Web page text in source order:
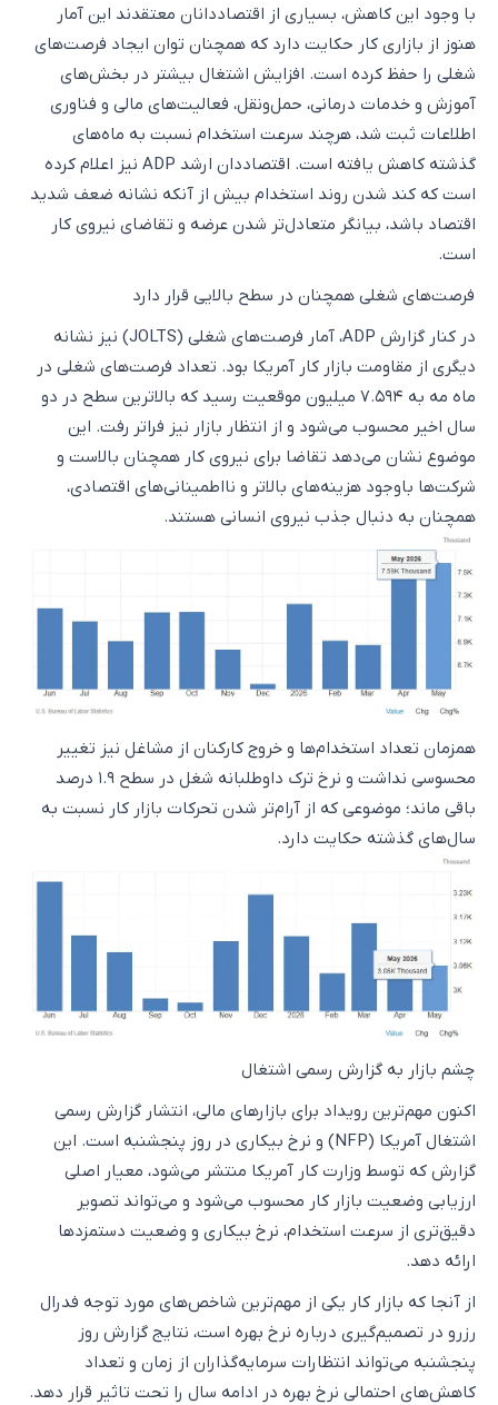
با وجود این کاهش، بسیاری از اقتصاددانان معتقدند این آمار
هنوز از بازاری کار حکایت دارد که همچنان توان ایجاد فرصت‌های
شغلی را حفظ کرده است. افزایش اشتغال بیشتر در بخش‌های
آموزش و خدمات درمانی، حمل‌ونقل، فعالیت‌های مالی و فناوری
اطلاعات ثبت شد، هرچند سرعت استخدام نسبت به ماه‌های
گذشته کاهش یافته است. اقتصاددان ارشد ADP نیز اعلام کرده
است که کند شدن روند استخدام بیش از آنکه نشانه ضعف شدید
اقتصاد باشد، بیانگر متعادل‌تر شدن عرضه و تقاضای نیروی کار
است.
فرصت‌های شغلی همچنان در سطح بالایی قرار دارد
در کنار گزارش ADP، آمار فرصت‌های شغلی (JOLTS) نیز نشانه
دیگری از مقاومت بازار کار آمریکا بود. تعداد فرصت‌های شغلی در
ماه مه به ۷.۵۹۴ میلیون موقعیت رسید که بالاترین سطح در دو
سال اخیر محسوب می‌شود و از انتظار بازار نیز فراتر رفت. این
موضوع نشان می‌دهد تقاضا برای نیروی کار همچنان بالاست و
شرکت‌ها باوجود هزینه‌های بالاتر و نااطمینانی‌های اقتصادی،
همچنان به دنبال جذب نیروی انسانی هستند.
همزمان تعداد استخدام‌ها و خروج کارکنان از مشاغل نیز تغییر
محسوسی نداشت و نرخ ترک داوطلبانه شغل در سطح ۱.۹ درصد
باقی ماند؛ موضوعی که از آرام‌تر شدن تحرکات بازار کار نسبت به
سال‌های گذشته حکایت دارد.
چشم بازار به گزارش رسمی اشتغال
اکنون مهم‌ترین رویداد برای بازارهای مالی، انتشار گزارش رسمی
اشتغال آمریکا (NFP) و نرخ بیکاری در روز پنجشنبه است. این
گزارش که توسط وزارت کار آمریکا منتشر می‌شود، معیار اصلی
ارزیابی وضعیت بازار کار محسوب می‌شود و می‌تواند تصویر
دقیق‌تری از سرعت استخدام، نرخ بیکاری و وضعیت دستمزدها
ارائه دهد.
از آنجا که بازار کار یکی از مهم‌ترین شاخص‌های مورد توجه فدرال
رزرو در تصمیم‌گیری درباره نرخ بهره است، نتایج گزارش روز
پنجشنبه می‌تواند انتظارات سرمایه‌گذاران از زمان و تعداد
کاهش‌های احتمالی نرخ بهره در ادامه سال را تحت تاثیر قرار دهد.